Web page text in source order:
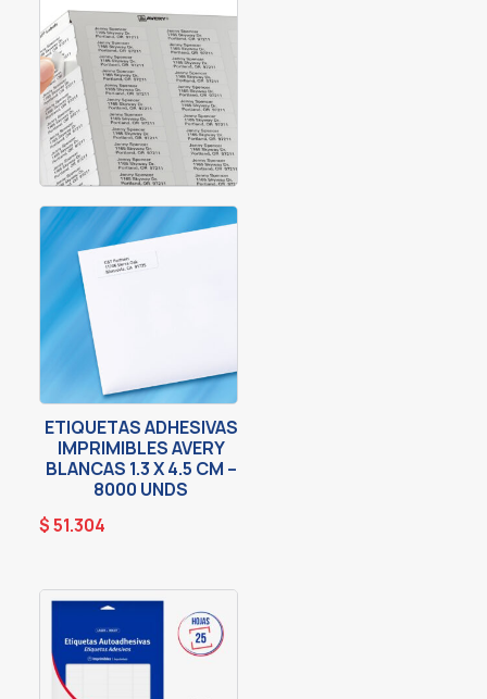
ETIQUETAS ADHESIVAS
IMPRIMIBLES AVERY
BLANCAS 1.3 X 4.5 CM –
8000 UNDS
$51.304